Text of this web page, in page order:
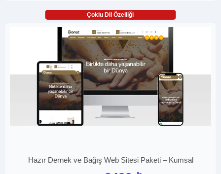
Çoklu Dil Özelliği
Hazır Dernek ve Bağış Web Sitesi Paketi – Kumsal